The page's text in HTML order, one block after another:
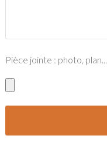
Pièce jointe : photo, plan...